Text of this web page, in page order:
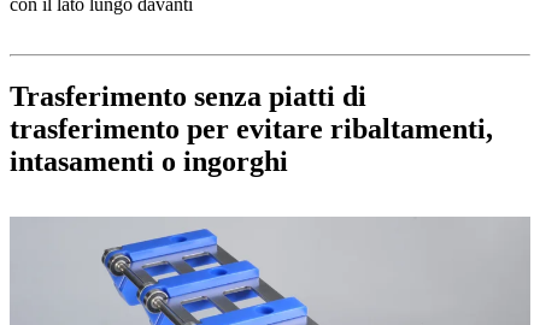
con il lato lungo davanti
Trasferimento senza piatti di
trasferimento per evitare ribaltamenti,
intasamenti o ingorghi